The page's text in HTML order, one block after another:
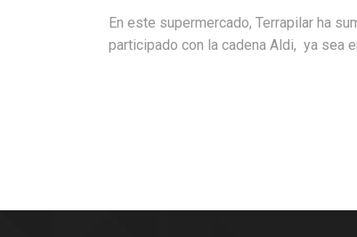
En este supermercado, Terrapilar ha
participado con la cadena Aldi, ya sea